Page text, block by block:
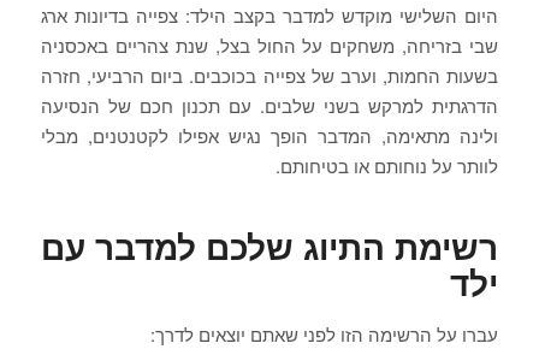
היום השלישי מוקדש למדבר בקצב הילד: צפייה בדיונות ארג
שבי בזריחה, משחקים על החול בצל, שנת צהריים באכסניה
בשעות החמות, וערב של צפייה בכוכבים. ביום הרביעי, חזרה
הדרגתית למרקש בשני שלבים. עם תכנון חכם של הנסיעה
ולינה מתאימה, המדבר הופך נגיש אפילו לקטנטנים, מבלי
לוותר על נוחותם או בטיחותם.
רשימת התיוג שלכם למדבר עם
ילד
עברו על הרשימה הזו לפני שאתם יוצאים לדרך: